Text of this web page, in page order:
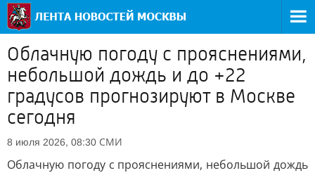
Облачную погоду с прояснениями,
небольшой дождь и до +22
градусов прогнозируют в Москве
сегодня
8 июля 2026, 08:30 СМИ
Облачную погоду с прояснениями, небольшой дождь